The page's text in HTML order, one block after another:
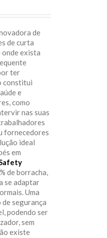
de
de curta
onde exista
ter
constitui
e
como
nas suas
fornecedores
ideal
em
de borracha,
se adaptar
Uma
segurança
podendo ser
sem
existe